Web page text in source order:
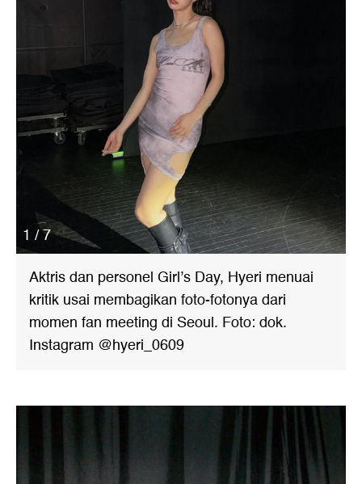
1 / 7
Aktris dan personel Girl’s Day, Hyeri menuai
kritik usai membagikan foto-fotonya dari
momen fan meeting di Seoul. Foto: dok.
Instagram @hyeri_0609